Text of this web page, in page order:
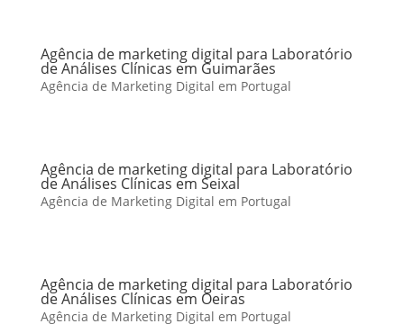
Agência de marketing digital para Laboratório
de Análises Clínicas em Guimarães
Agência de Marketing Digital em Portugal
Agência de marketing digital para Laboratório
de Análises Clínicas em Seixal
Agência de Marketing Digital em Portugal
Agência de marketing digital para Laboratório
de Análises Clínicas em Oeiras
Agência de Marketing Digital em Portugal